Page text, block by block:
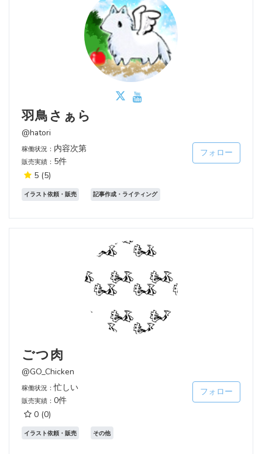
羽鳥さぁら
@hatori
稼働状況： 内容次第
販売実績： 5件
5 (5)
フォロー
イラスト依頼・販売 記事作成・ライティング
ごつ肉
@GO_Chicken
稼働状況：忙しい
販売実績： 0件
0 (0)
フォロー
イラスト依頼・販売 その他